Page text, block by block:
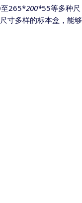
265*200*55等多种尺
寸多样的标本盒，能够